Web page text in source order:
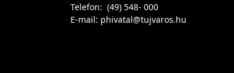
Telefon: (49) 548- 000
E-mail: phivatal@tujvaros.hu